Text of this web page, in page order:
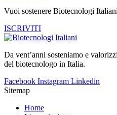
Vuoi sostenere Biotecnologi
ISCRIVITI
Da vent’anni sosteniamo e
del biotecnologo in Italia.
Facebook Instagram Linkedin
Sitemap
Home